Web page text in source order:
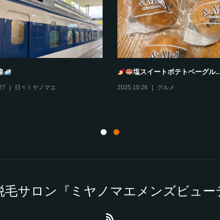
どあ
グルメ ,伊丹情報
風丹
2025.10.29 グルメ
毛サロン『ミヤノマエメンズビュー